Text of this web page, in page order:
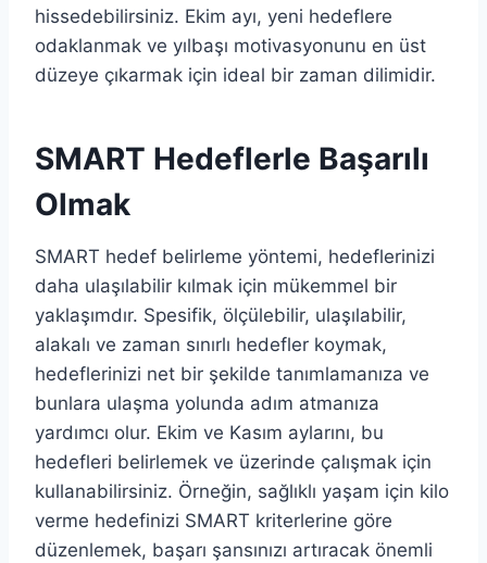
hissedebilirsiniz. Ekim ayı, yeni hedeflere
odaklanmak ve yılbaşı motivasyonunu en üst
düzeye çıkarmak için ideal bir zaman dilimidir.
SMART Hedeflerle Başarılı
Olmak
SMART hedef belirleme yöntemi, hedeflerinizi
daha ulaşılabilir kılmak için mükemmel bir
yaklaşımdır. Spesifik, ölçülebilir, ulaşılabilir,
alakalı ve zaman sınırlı hedefler koymak,
hedeflerinizi net bir şekilde tanımlamanıza ve
bunlara ulaşma yolunda adım atmanıza
yardımcı olur. Ekim ve Kasım aylarını, bu
hedefleri belirlemek ve üzerinde çalışmak için
kullanabilirsiniz. Örneğin, sağlıklı yaşam için kilo
verme hedefinizi SMART kriterlerine göre
düzenlemek, başarı şansınızı artıracak önemli